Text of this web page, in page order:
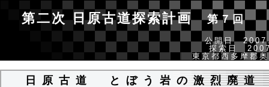
第二次 日原古道探索計画第７回
公開日
探索日
東京都西多摩郡
日原古道 とぼう岩の激烈廃道